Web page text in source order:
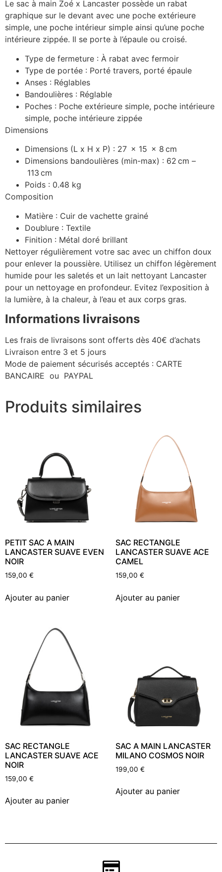
Le sac à main Zoé x Lancaster possède un rabat
graphique sur le devant avec une poche extérieure
simple, une poche intérieur simple ainsi qu’une poche
intérieure zippée. Il se porte à l’épaule ou croisé.
Type de fermeture : À rabat avec fermoir
Type de portée : Porté travers, porté épaule
Anses : Réglables
Bandoulières : Réglable
Poches : Poche extérieure simple, poche intérieure
simple, poche intérieure zippée
Dimensions
Dimensions (L x H x P) : 27 x 15 x 8 cm
Dimensions bandoulières (min-max) : 62 cm –
113 cm
Poids : 0.48 kg
Composition
Matière : Cuir de vachette grainé
Doublure : Textile
Finition : Métal doré brillant
Nettoyer régulièrement votre sac avec un chiffon doux
pour enlever la poussière. Utilisez un chiffon légèrement
humide pour les saletés et un lait nettoyant Lancaster
pour un nettoyage en profondeur. Evitez l’exposition à
la lumière, à la chaleur, à l’eau et aux corps gras.
Informations livraisons
Les frais de livraisons sont offerts dès 40€ d’achats
Livraison entre 3 et 5 jours
Mode de paiement sécurisés acceptés : CARTE
BANCAIRE ou PAYPAL
Produits similaires
PETIT SAC A MAIN
LANCASTER SUAVE EVEN
NOIR
159,00 €
Ajouter au panier
SAC RECTANGLE
LANCASTER SUAVE ACE
CAMEL
159,00 €
Ajouter au panier
SAC RECTANGLE
LANCASTER SUAVE ACE
NOIR
159,00 €
Ajouter au panier
SAC A MAIN LANCASTER
MILANO COSMOS NOIR
199,00 €
Ajouter au panier